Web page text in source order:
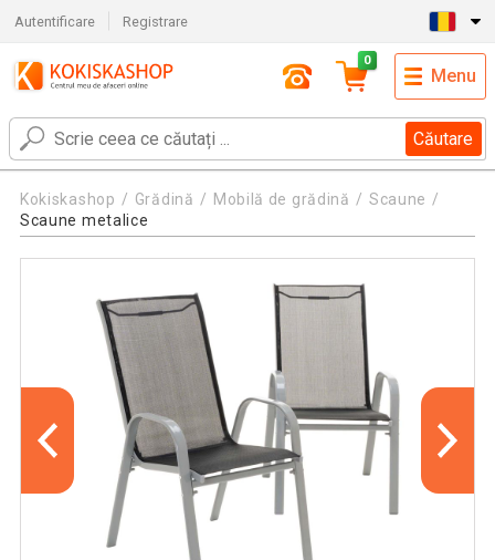
Autentificare Registrare
Căutare
0
Menu
Kokiskashop Grădină Mobilă de grădină
Scaune
Scaune metalice